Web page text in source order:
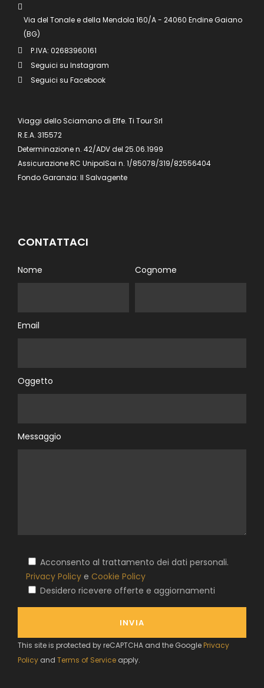
Via del Tonale e della Mendola 160/A - 24060 Endine Gaiano
(BG)
P.IVA: 02683960161
Seguici su Instagram
Seguici su Facebook
Viaggi dello Sciamano di Effe. Ti Tour Srl
R.E.A. 315572
Determinazione n. 42/ADV del 25.06.1999
Assicurazione RC UnipolSai n. 1/85078/319/82556404
Fondo Garanzia: Il Salvagente
CONTATTACI
Nome Cognome
Email
Oggetto
Messaggio
Acconsento al trattamento dei dati personali.
Privacy Policy e Cookie Policy
Desidero ricevere offerte e aggiornamenti
This site is protected by reCAPTCHA and the Google Privacy
Policy and Terms of Service apply.